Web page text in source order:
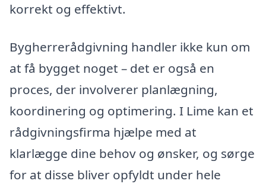
korrekt og effektivt.
Bygherrerådgivning handler ikke kun om
at få bygget noget – det er også en
proces, der involverer planlægning,
koordinering og optimering. I Lime kan et
rådgivningsfirma hjælpe med at
klarlægge dine behov og ønsker, og sørge
for at disse bliver opfyldt under hele